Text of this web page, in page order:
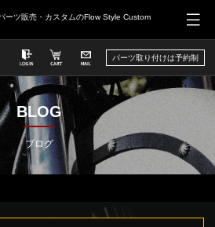
ーツ販売・カスタムのFlow Style Custom
パーツ取り付けは予約制
BLOG
ブログ